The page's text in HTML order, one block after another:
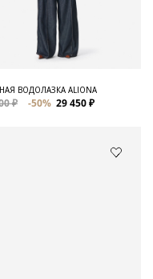
ВОДОЛАЗКА ALIONA
₽ -50% 29 450 ₽